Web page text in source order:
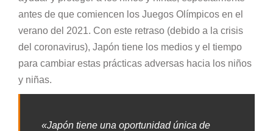
antes de que comiencen los Juegos Olímpicos en el
verano del 2021. Con este retraso (debido a la crisis
del coronavirus), Japón tiene los medios y el tiempo
para cambiar estas prácticas adversas hacia los niños
y niñas.
«Japón tiene una oportunidad única de